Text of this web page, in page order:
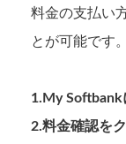
料金の支払い
とが可能です。
1.My Softbank
2.料金確認を